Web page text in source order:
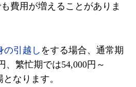
費用が増えることがありま
の引越し をする場合、通常期
、繁忙期では54,000円～
なります。